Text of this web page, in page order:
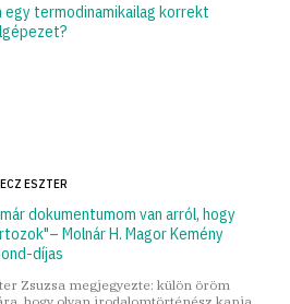
egy termodinamikailag korrekt
ESZTER
dokumentumom van arról, hogy
Molnár H. Magor Kemény
díjas
Zsuzsa megjegyezte: külön öröm